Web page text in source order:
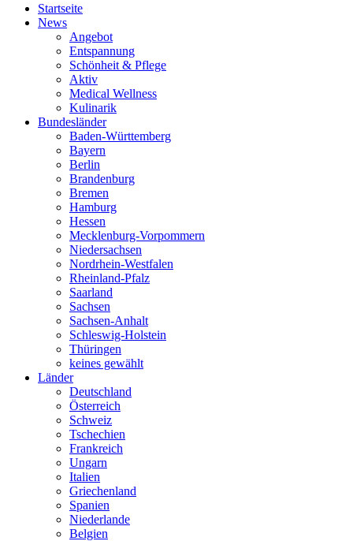
Startseite
News
Angebot
Entspannung
Schönheit & Pflege
Aktiv
Medical Wellness
Kulinarik
Bundesländer
Baden-Württemberg
Bayern
Berlin
Brandenburg
Bremen
Hamburg
Hessen
Mecklenburg-Vorpommern
Niedersachsen
Nordrhein-Westfalen
Rheinland-Pfalz
Saarland
Sachsen
Sachsen-Anhalt
Schleswig-Holstein
Thüringen
keines gewählt
Länder
Deutschland
Österreich
Schweiz
Tschechien
Frankreich
Ungarn
Italien
Griechenland
Spanien
Niederlande
Belgien